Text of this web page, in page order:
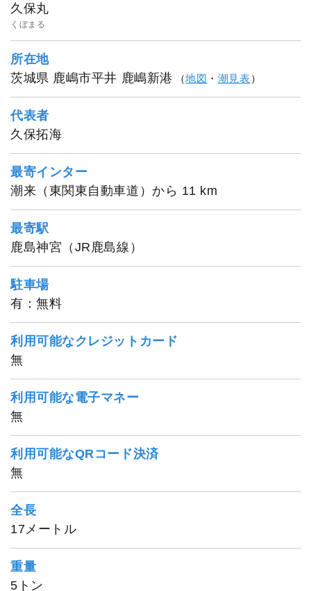
久保丸
くぼまる
所在地
茨城県 鹿嶋市平井 鹿嶋新港
（地図 ・ 潮見表）
代表者
久保拓海
最寄インター
潮来（東関東自動車道）から 11 km
最寄駅
鹿島神宮（JR鹿島線）
駐車場
有：無料
利用可能なクレジットカード
無
利用可能な電子マネー
無
利用可能なQRコード決済
無
全長
17メートル
重量
5トン